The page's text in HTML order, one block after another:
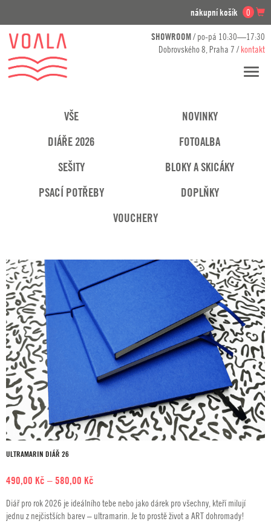
nákupní košík 0
SHOWROOM/ po-pá 10:30—17:30
Dobrovského 8, Praha 7 /kontakt
VŠE
NOVINKY
DIÁŘE 2026
FOTOALBA
SEŠITY
BLOKY A SKICÁKY
PSACÍ POTŘEBY
DOPLŇKY
VOUCHERY
ULTRAMARIN DIÁŘ 26
490,00 Kč –580,00 Kč
490,00 Kč
Diář pro rok 2026 je ideálního tebe nebo jako dárek pro všechny, kteří milují
jednu z nejčistších barev – ultramarin. Je to prostě život a ART dohromady!